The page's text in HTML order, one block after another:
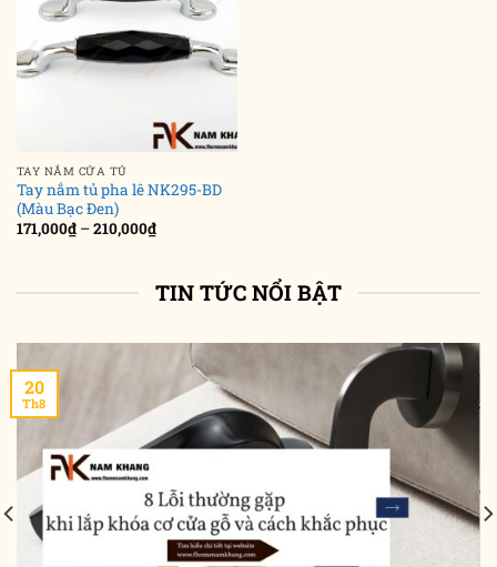
TAY NẮM CỬA TỦ
Tay nắm tủ pha lê NK295-BD
(Màu Bạc Đen)
171,000₫ –210,000₫Khoảng
giá:
đến
210,000₫
TIN TỨC NỔI BẬT
20
Th8